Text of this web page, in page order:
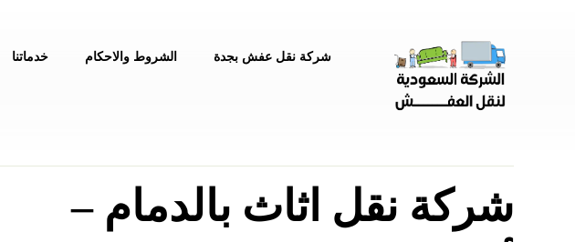
شركة نقل عفش بجدة الشروط والاحكام خدماتنا
شركة نقل اثاث بالدمام –